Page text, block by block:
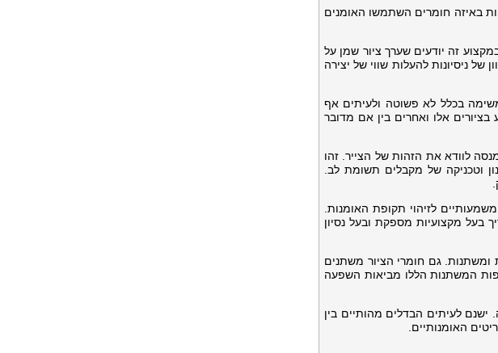
באיזה חומרים השתמשו האומנים
זה יודעים שערך ציור שמן על
של ניסיונות להעלות שווי של יצירה
בכלל לא פשוטה ולעיתים אף
אלו ואחרים בין אם מדובר
לוודא את הזהות של הצייר. זהו
וטכניקה של מקבלים תשומת לב.
לזיהוי תקופת האומנות.
בעל מקצועיות מספקת ובעל נסיון
גם חומרי הציור משתנים
המשתנות הללו מביאות השפעה
ישנם לעיתים הבדלים מהותיים בין
האומנותיים.